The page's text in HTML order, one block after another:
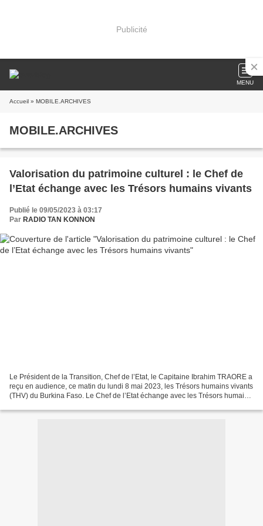
Publicité
MENU
Accueil » MOBILE.ARCHIVES
MOBILE.ARCHIVES
Valorisation du patrimoine culturel : le Chef de
l’Etat échange avec les Trésors humains vivants
Publié le 09/05/2023 à 03:17
Par RADIO TAN KONNON
Le Président de la Transition, Chef de l’Etat, le Capitaine Ibrahim TRAORE a
reçu en audience, ce matin du lundi 8 mai 2023, les Trésors humains vivants
(THV) du Burkina Faso. Le Chef de l’Etat échange avec les Trésors humains